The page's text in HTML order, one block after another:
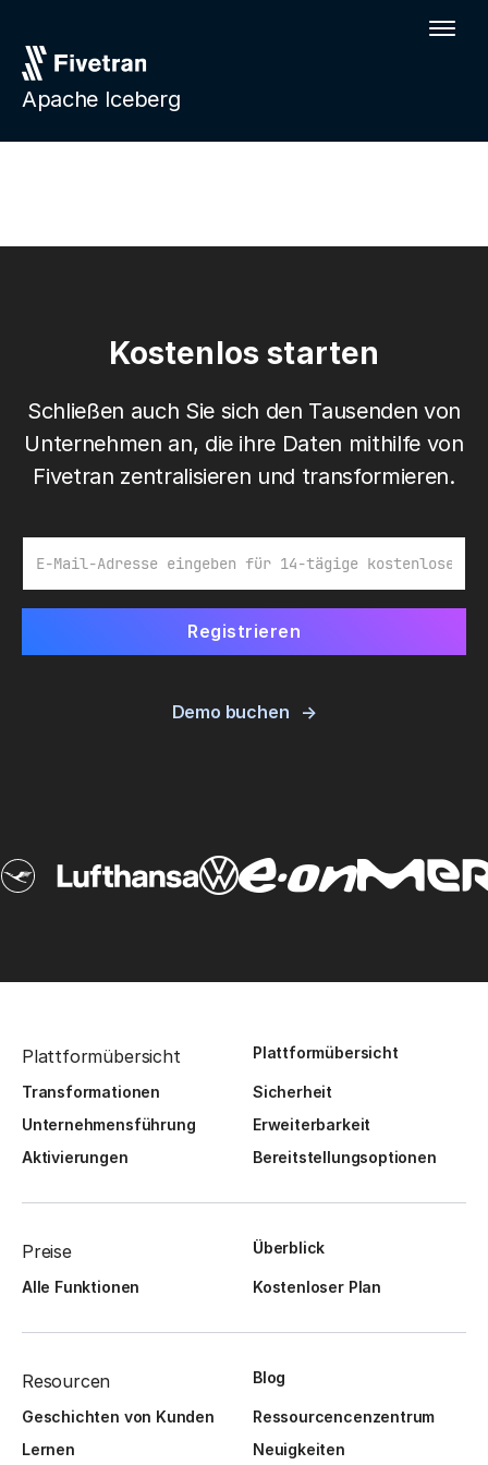
Apache Iceberg
Kostenlos starten
Schließen auch Sie sich den Tausenden von
Unternehmen an, die ihre Daten mithilfe von
Fivetran zentralisieren und transformieren.
Demo buchen
Plattformübersicht Plattformübersicht
Transformationen
Sicherheit
Unternehmensführung
Erweiterbarkeit
Aktivierungen
Bereitstellungsoptionen
Preise Überblick
Alle Funktionen Kostenloser Plan
Resourcen Blog
Geschichten von Kunden
Ressourcencenzentrum
Lernen
Neuigkeiten